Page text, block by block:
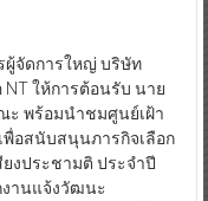
จัดการใหญ่ บริษัท
ให้การต้อนรับ นาย
ะ พร้อมนำชมศูนย์เฝ้า
พื่อสนับสนุนภารกิจเลือก
งประชามติ ประจำปี
กงานแจ้งวัฒนะ